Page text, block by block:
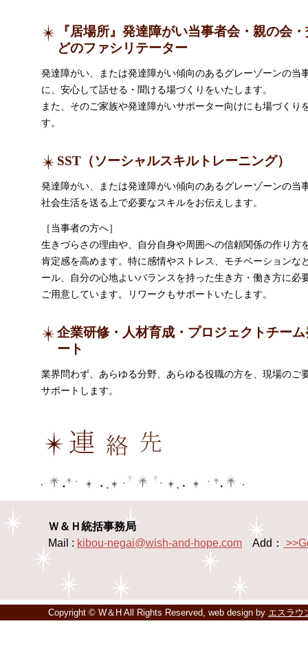
『居場所』発達障がい当事者会・親の会
どのファシリテーター
発達障がい、または発達障がい傾向のあるグレーゾーンの当
に、安心して話せる・聞ける場づくりをいたします。
また、そのご家族や発達障がいサポーター向けにも場づくり
す。
SST（ソーシャルスキルトレーニング）
発達障がい、または発達障がい傾向のあるグレーゾーンの当
社会生活を送る上で必要なスキルをお伝えします。
［当事者の方へ］
生きづらさの理由や、自分自身や周囲への信頼関係の作り方
肯定感を高めます。特に感情やストレス、モチベーションな
ール、自分の心地よいバランスを持った生き方・働き方に必
ご用意しています。リワークもサポートいたします。
企業研修・人材育成・プロジェクトチー
ート
業界問わず、あらゆる分野、あらゆる役職の方を、現場のご
サポートします。
Ｗ＆Ｈ統括事務局
Mail : kibou-negai@wish-and-hope.com Add：
Copyright © W＆H All Rights Reserved, web design by エスラウ